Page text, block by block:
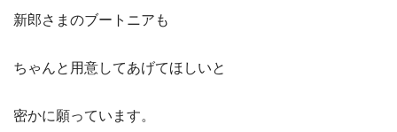
新郎さまのブートニアも
ちゃんと用意してあげてほしいと
密かに願っています。